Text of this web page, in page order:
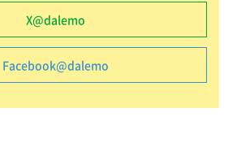
X@dalemo
Facebook@dalemo